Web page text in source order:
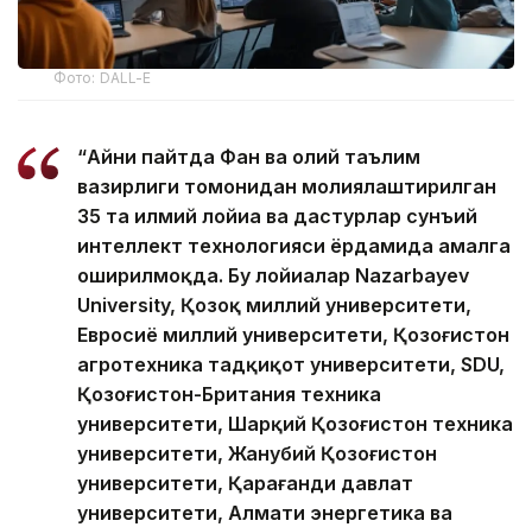
Фото: DALL-E
“Айни пайтда Фан ва олий таълим
вазирлиги томонидан молиялаштирилган
35 та илмий лойиҳа ва дастурлар сунъий
интеллект технологияси ёрдамида амалга
оширилмоқда. Бу лойиҳалар Nazarbayev
University, Қозоқ миллий унивeрситeти,
Евросиё миллий университети, Қозоғистон
агротехника тадқиқот университети, SDU,
Қозоғистон-Британия техника
университети, Шарқий Қозоғистон техника
университети, Жанубий Қозоғистон
университети, Қарағанди давлат
университети, Алмати энергетика ва